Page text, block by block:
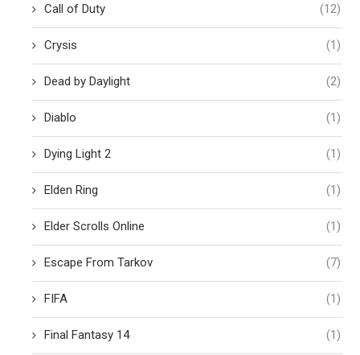
Call of Duty (12)
Crysis (1)
Dead by Daylight (2)
Diablo (1)
Dying Light 2 (1)
Elden Ring (1)
Elder Scrolls Online (1)
Escape From Tarkov (7)
FIFA (1)
Final Fantasy 14 (1)